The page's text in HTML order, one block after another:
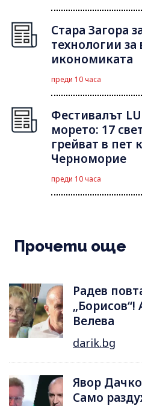
Стара Загора
технологии
икономиката
преди 10 часа
Фестивалът
морето: 17
грейват в
Черноморие
преди 10 часа
Прочети още
Радев
Велева
darik.bg
Явор
Само